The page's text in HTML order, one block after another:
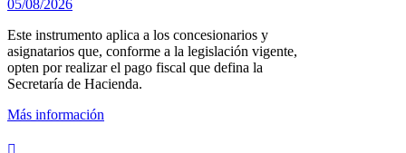
05/08/2026
Este instrumento aplica a los concesionarios y
asignatarios que, conforme a la legislación vigente,
opten por realizar el pago fiscal que defina la
Secretaría de Hacienda.
Más información